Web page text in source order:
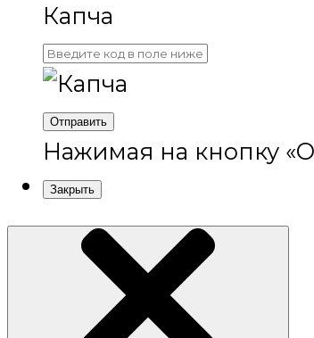
Капча
Отправить
Нажимая на кнопку
Закрыть